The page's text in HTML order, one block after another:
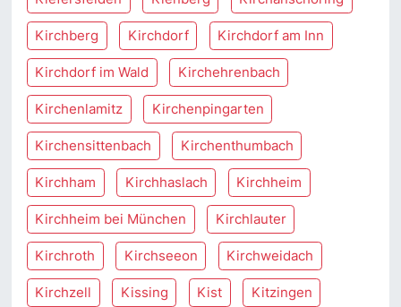
Kirchberg Kirchdorf Kirchdorf am Inn
Kirchdorf im Wald Kirchehrenbach
Kirchenlamitz Kirchenpingarten
Kirchensittenbach Kirchenthumbach
Kirchham Kirchhaslach Kirchheim
Kirchheim bei München Kirchlauter
Kirchroth Kirchseeon Kirchweidach
Kirchzell Kissing Kist Kitzingen